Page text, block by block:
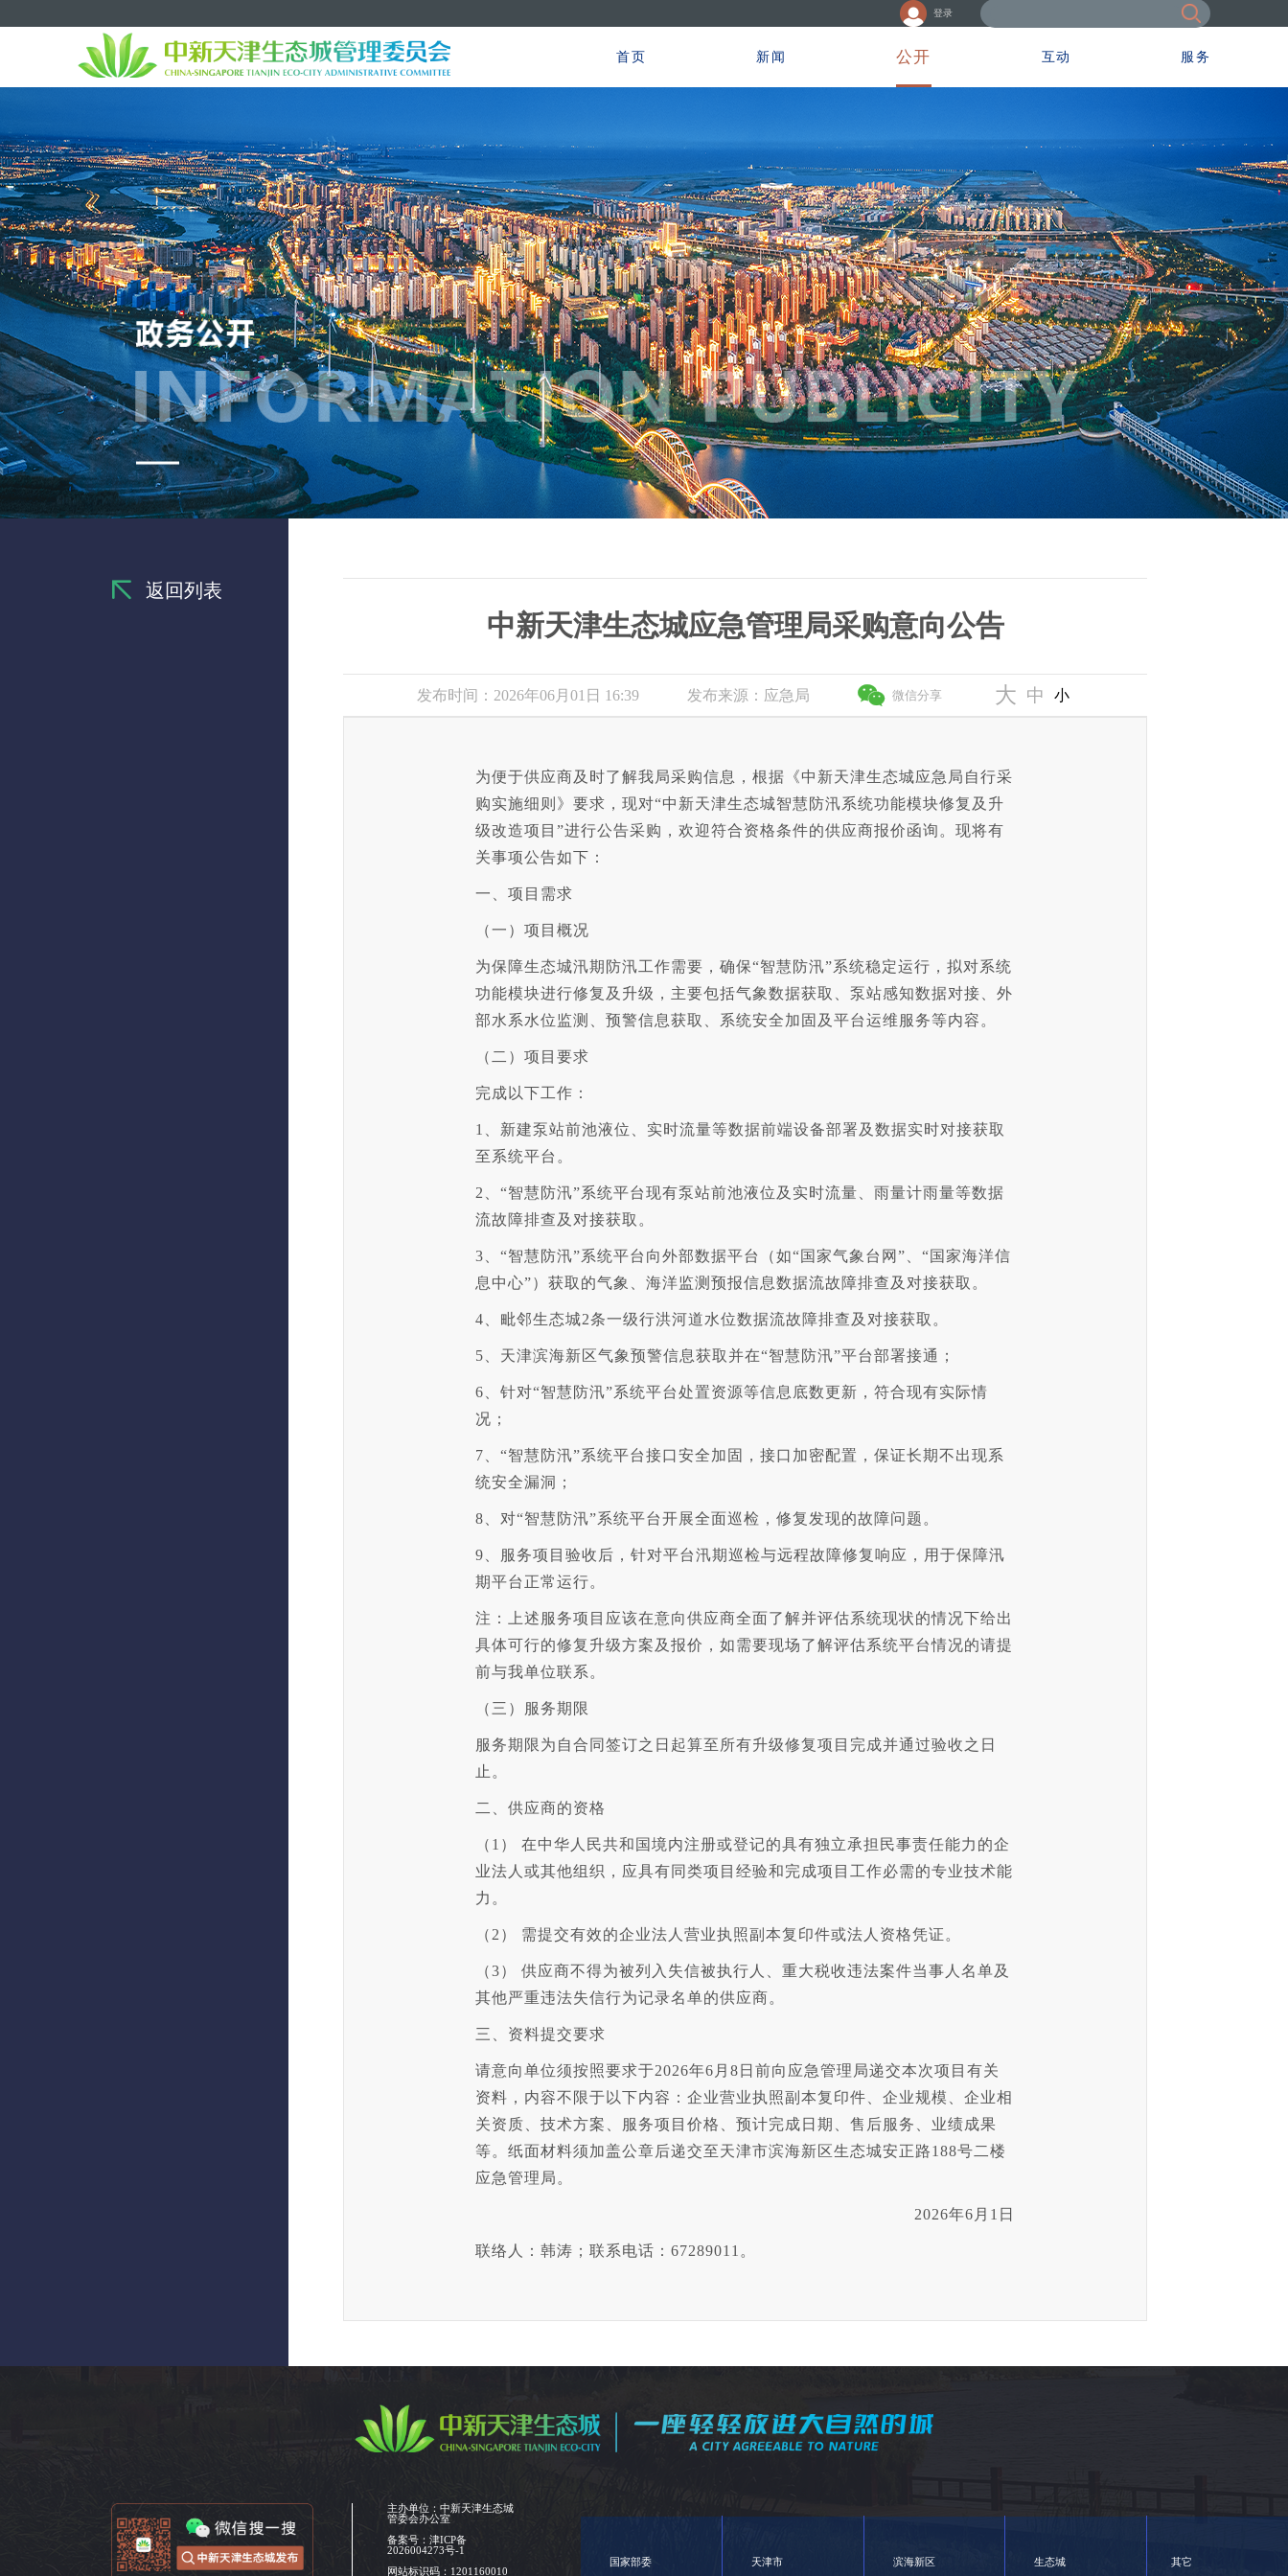
登录
首页 新闻 公开 互动 服务
返回列表
中新天津生态城应急管理局采购意向公告
发布时间：2026年06月01日 16:39 发布来源：应急局 微信分享 大 中 小
为便于供应商及时了解我局采购信息，根据《中新天津生态城应急局自行采
购实施细则》要求，现对“中新天津生态城智慧防汛系统功能模块修复及升
级改造项目”进行公告采购，欢迎符合资格条件的供应商报价函询。现将有
关事项公告如下：
一、项目需求
（一）项目概况
为保障生态城汛期防汛工作需要，确保“智慧防汛”系统稳定运行，拟对系统
功能模块进行修复及升级，主要包括气象数据获取、泵站感知数据对接、外
部水系水位监测、预警信息获取、系统安全加固及平台运维服务等内容。
（二）项目要求
完成以下工作：
1、新建泵站前池液位、实时流量等数据前端设备部署及数据实时对接获取
至系统平台。
2、“智慧防汛”系统平台现有泵站前池液位及实时流量、雨量计雨量等数据
流故障排查及对接获取。
3、“智慧防汛”系统平台向外部数据平台（如“国家气象台网”、“国家海洋信
息中心”）获取的气象、海洋监测预报信息数据流故障排查及对接获取。
4、毗邻生态城2条一级行洪河道水位数据流故障排查及对接获取。
5、天津滨海新区气象预警信息获取并在“智慧防汛”平台部署接通；
6、针对“智慧防汛”系统平台处置资源等信息底数更新，符合现有实际情
况；
7、“智慧防汛”系统平台接口安全加固，接口加密配置，保证长期不出现系
统安全漏洞；
8、对“智慧防汛”系统平台开展全面巡检，修复发现的故障问题。
9、服务项目验收后，针对平台汛期巡检与远程故障修复响应，用于保障汛
期平台正常运行。
注：上述服务项目应该在意向供应商全面了解并评估系统现状的情况下给出
具体可行的修复升级方案及报价，如需要现场了解评估系统平台情况的请提
前与我单位联系。
（三）服务期限
服务期限为自合同签订之日起算至所有升级修复项目完成并通过验收之日
止。
二、供应商的资格
（1） 在中华人民共和国境内注册或登记的具有独立承担民事责任能力的企
业法人或其他组织，应具有同类项目经验和完成项目工作必需的专业技术能
力。
（2） 需提交有效的企业法人营业执照副本复印件或法人资格凭证。
（3） 供应商不得为被列入失信被执行人、重大税收违法案件当事人名单及
其他严重违法失信行为记录名单的供应商。
三、资料提交要求
请意向单位须按照要求于2026年6月8日前向应急管理局递交本次项目有关
资料，内容不限于以下内容：企业营业执照副本复印件、企业规模、企业相
关资质、技术方案、服务项目价格、预计完成日期、售后服务、业绩成果
等。纸面材料须加盖公章后递交至天津市滨海新区生态城安正路188号二楼
应急管理局。
2026年6月1日
联络人：韩涛；联系电话：67289011。
主办单位：中新天津生态城
管委会办公室
备案号：津ICP备
2026004273号-1
网站标识码：1201160010
国家部委 天津市 滨海新区 生态城 其它